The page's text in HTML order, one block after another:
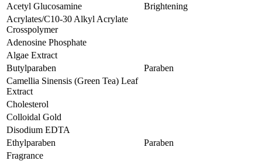
Acetyl Glucosamine
Brightening
Acrylates/C10-30 Alkyl Acrylate
Crosspolymer
Adenosine Phosphate
Algae Extract
Butylparaben
Paraben
Camellia Sinensis (Green Tea) Leaf
Extract
Cholesterol
Colloidal Gold
Disodium EDTA
Ethylparaben
Paraben
Fragrance